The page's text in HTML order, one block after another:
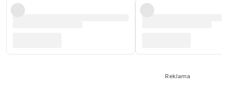
Reklama